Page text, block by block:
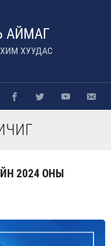
АЙМАГ
ХУУДАС
2024 ОНЫ